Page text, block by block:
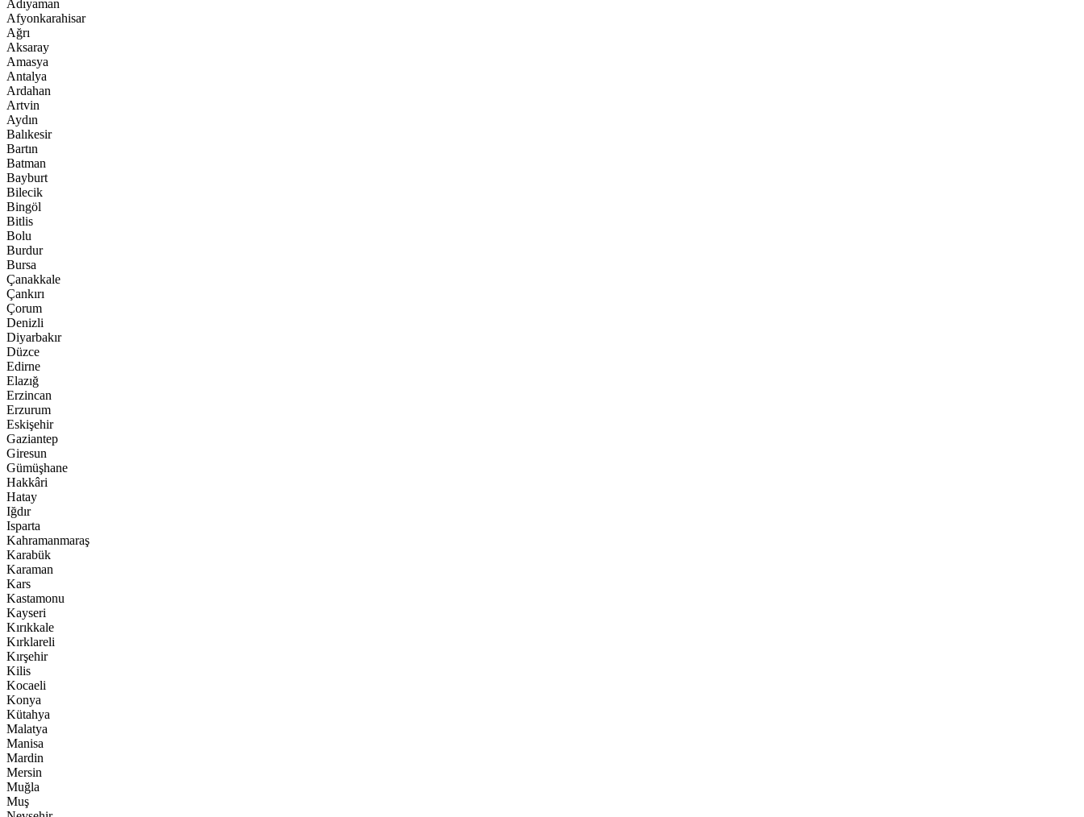
Adıyaman
Afyonkarahisar
Ağrı
Aksaray
Amasya
Antalya
Ardahan
Artvin
Aydın
Balıkesir
Bartın
Batman
Bayburt
Bilecik
Bingöl
Bitlis
Bolu
Burdur
Bursa
Çanakkale
Çankırı
Çorum
Denizli
Diyarbakır
Düzce
Edirne
Elazığ
Erzincan
Erzurum
Eskişehir
Gaziantep
Giresun
Gümüşhane
Hakkâri
Hatay
Iğdır
Isparta
Kahramanmaraş
Karabük
Karaman
Kars
Kastamonu
Kayseri
Kırıkkale
Kırklareli
Kırşehir
Kilis
Kocaeli
Konya
Kütahya
Malatya
Manisa
Mardin
Mersin
Muğla
Muş